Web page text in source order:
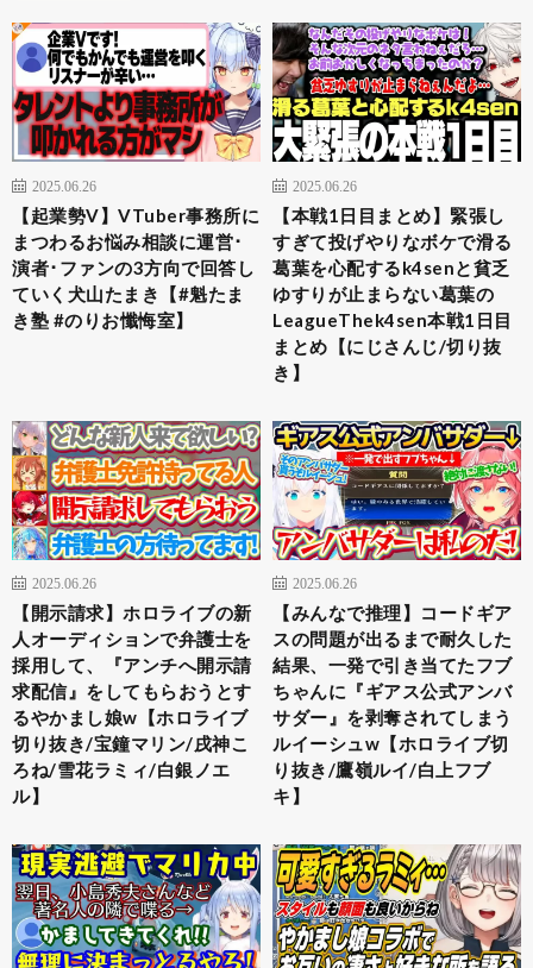
2025.06.26
【起業勢V】VTuber事務所に
まつわるお悩み相談に運営･
演者･ファンの3方向で回答し
ていく犬山たまき【#魁たま
き塾 #のりお懺悔室】
2025.06.26
【本戦1日目まとめ】緊張し
すぎて投げやりなボケで滑る
葛葉を心配するk4senと貧乏
ゆすりが止まらない葛葉の
LeagueThek4sen本戦1日目
まとめ【にじさんじ/切り抜
き】
2025.06.26
【開示請求】ホロライブの新
人オーディションで弁護士を
採用して、『アンチへ開示請
求配信』をしてもらおうとす
るやかまし娘w【ホロライブ
切り抜き/宝鐘マリン/戌神こ
ろね/雪花ラミィ/白銀ノエ
ル】
2025.06.26
【みんなで推理】コードギア
スの問題が出るまで耐久した
結果、一発で引き当てたフブ
ちゃんに『ギアス公式アンバ
サダー』を剥奪されてしまう
ルイーシュw【ホロライブ切
り抜き/鷹嶺ルイ/白上フブ
キ】